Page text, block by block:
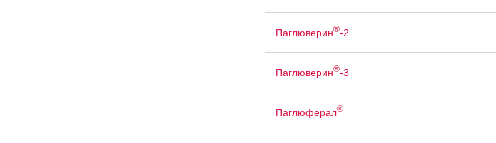
Паглюверин®-2
Паглюверин®-3
Паглюферал®